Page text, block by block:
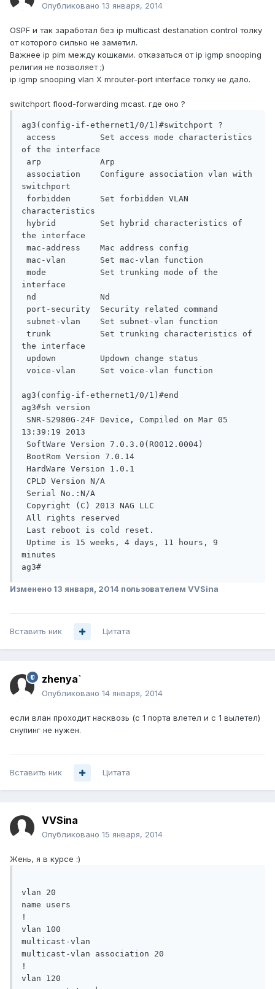
Опубликовано 13 января, 2014
OSPF и так заработал без ip multicast destanation control толку
от которого сильно не заметил.
Важнее ip pim между кошками. отказаться от ip igmp snooping
религия не позволяет ;)
ip igmp snooping vlan X mrouter-port interface толку не дало.
switchport flood-forwarding mcast. где оно ?
ag3(config-if-ethernet1/0/1)#switchport ?
of the interface
switchport
characteristics
the interface
interface
the interface
ag3(config-if-ethernet1/0/1)#end
ag3#sh version
13:39:19 2013
minutes
Изменено 13 января, 2014 пользователем VVSina
Вставить ник Цитата
zhenya`
Опубликовано 14 января, 2014
если влан проходит насквозь (с 1 порта влетел и с 1 вылетел)
снупинг не нужен.
Вставить ник Цитата
VVSina
Опубликовано 15 января, 2014
Жень, я в курсе :)
vlan 20
name users
!
vlan 100
multicast-vlan
multicast-vlan association 20
!
vlan 120